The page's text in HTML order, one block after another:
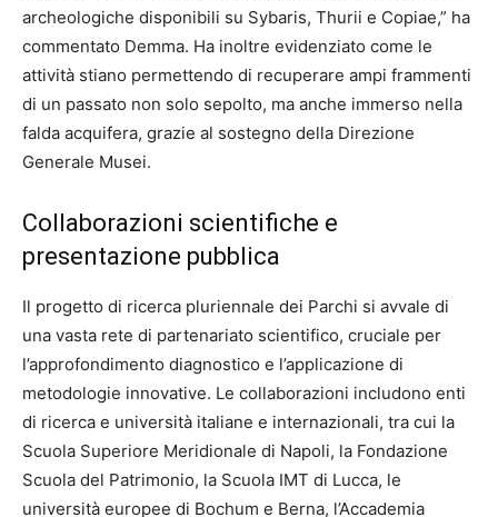
archeologiche disponibili su Sybaris, Thurii e Copiae,” ha
commentato Demma. Ha inoltre evidenziato come le
attività stiano permettendo di recuperare ampi frammenti
di un passato non solo sepolto, ma anche immerso nella
falda acquifera, grazie al sostegno della Direzione
Generale Musei.
Collaborazioni scientifiche e
presentazione pubblica
Il progetto di ricerca pluriennale dei Parchi si avvale di
una vasta rete di partenariato scientifico, cruciale per
l’approfondimento diagnostico e l’applicazione di
metodologie innovative. Le collaborazioni includono enti
di ricerca e università italiane e internazionali, tra cui la
Scuola Superiore Meridionale di Napoli, la Fondazione
Scuola del Patrimonio, la Scuola IMT di Lucca, le
università europee di Bochum e Berna, l’Accademia